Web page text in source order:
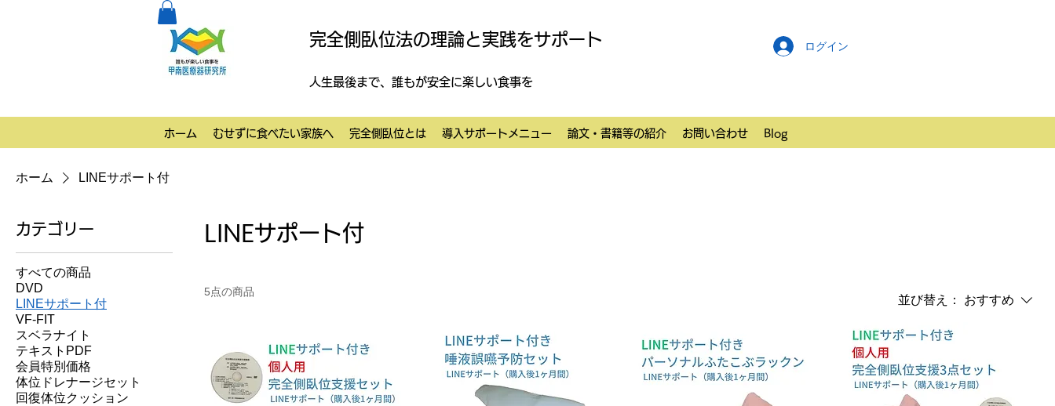
完全側臥位法の理論と実践をサポート ログイン
人生最後まで、誰もが安全に楽しい食事を
ホーム むせずに食べたい家族へ 完全側臥位とは 導入サポートメニュー 論文・書籍等の紹介 お問い合わせ Blog
ホーム LINEサポート付
カテゴリー
すべての商品
DVD
LINEサポート付
VF-FIT
スベラナイト
テキストPDF
会員特別価格
体位ドレナージセット
回復体位クッション
LINEサポート付
5点の商品
並び替え： おすすめ